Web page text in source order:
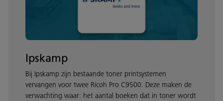
Ipskamp
Bij Ipskamp zijn bestaande toner printsystemen
vervangen voor twee Ricoh Pro C9500. Deze maken de
verwachting waar: het aantal boeken dat in toner wordt